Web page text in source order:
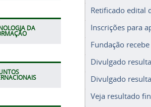
DA
Retificado edital
Inscrições para
Fundação
Divulgado
Divulgado
Veja resultado